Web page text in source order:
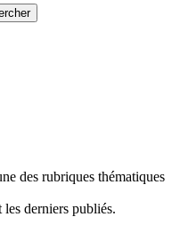
des rubriques thématiques
derniers publiés.